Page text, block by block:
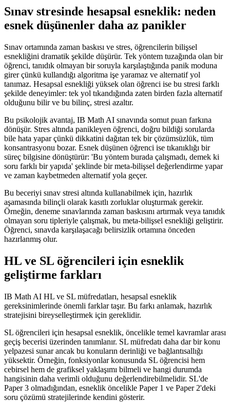
Sınav stresinde hesapsal esneklik: neden
esnek düşünenler daha az panikler
Sınav ortamında zaman baskısı ve stres, öğrencilerin bilişsel
esnekliğini dramatik şekilde düşürür. Tek yöntem tuzağında olan bir
öğrenci, tanıdık olmayan bir soruyla karşılaştığında panik moduna
girer çünkü kullandığı algoritma işe yaramaz ve alternatif yol
tanımaz. Hesapsal esnekliği yüksek olan öğrenci ise bu stresi farklı
şekilde deneyimler: tek yol tıkandığında zaten birden fazla alternatif
olduğunu bilir ve bu bilinç, stresi azaltır.
Bu psikolojik avantaj, IB Math AI sınavında somut puan farkına
dönüşür. Stres altında panikleyen öğrenci, doğru bildiği sorularda
bile hata yapar çünkü dikkatini dağıtan tek bir çözümsüzlük, tüm
konsantrasyonu bozar. Esnek düşünen öğrenci ise tıkanıklığı bir
süreç bilgisine dönüştürür: 'Bu yöntem burada çalışmadı, demek ki
soru farklı bir yapıda' şeklinde bir meta-bilişsel değerlendirme yapar
ve zaman kaybetmeden alternatif yola geçer.
Bu beceriyi sınav stresi altında kullanabilmek için, hazırlık
aşamasında bilinçli olarak kasıtlı zorluklar oluşturmak gerekir.
Örneğin, deneme sınavlarında zaman baskısını artırmak veya tanıdık
olmayan soru tipleriyle çalışmak, bu meta-bilişsel esnekliği geliştirir.
Öğrenci, sınavda karşılaşacağı belirsizlik ortamına önceden
hazırlanmış olur.
HL ve SL öğrencileri için esneklik
geliştirme farkları
IB Math AI HL ve SL müfredatları, hesapsal esneklik
gereksinimlerinde önemli farklar taşır. Bu farkı anlamak, hazırlık
stratejisini bireyselleştirmek için gereklidir.
SL öğrencileri için hesapsal esneklik, öncelikle temel kavramlar arası
geçiş becerisi üzerinden tanımlanır. SL müfredatı daha dar bir konu
yelpazesi sunar ancak bu konuların derinliği ve bağlantısallığı
yüksektir. Örneğin, fonksiyonlar konusunda SL öğrencisi hem
cebirsel hem de grafiksel yaklaşımı bilmeli ve hangi durumda
hangisinin daha verimli olduğunu değerlendirebilmelidir. SL'de
Paper 3 olmadığından, esneklik öncelikle Paper 1 ve Paper 2'deki
soru çözümü stratejilerinde kendini gösterir.